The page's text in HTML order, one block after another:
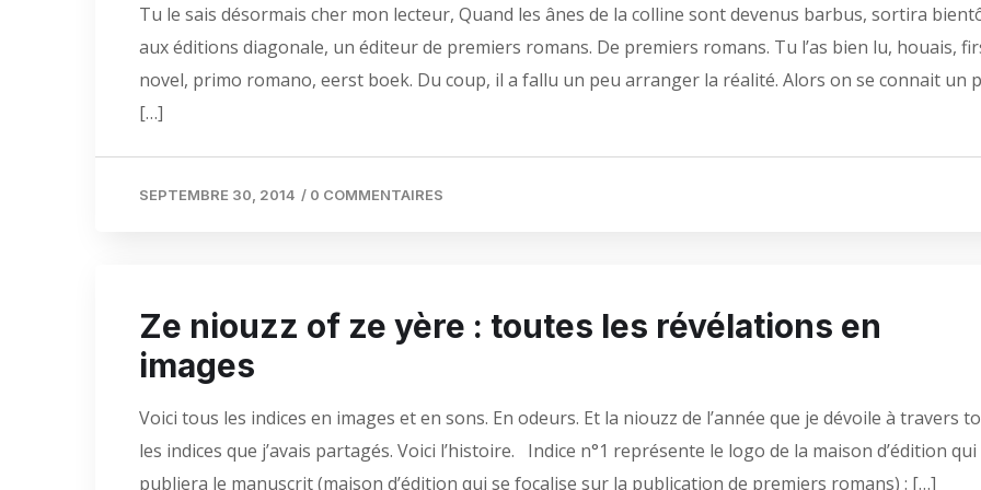
Tu le sais désormais cher mon lecteur, Quand les ânes de la colline sont devenus barbus, sortira
aux éditions diagonale, un éditeur de premiers romans. De premiers romans. Tu l’as bien lu, houais,
novel, primo romano, eerst boek. Du coup, il a fallu un peu arranger la réalité. Alors on se connait un
[…]
SEPTEMBRE 30, 2014 / 0 COMMENTAIRES
Ze niouzz of ze yère : toutes les révélations en
images
Voici tous les indices en images et en sons. En odeurs. Et la niouzz de l’année que je dévoile à travers
les indices que j’avais partagés. Voici l’histoire. Indice n°1 représente le logo de la maison d’édition qui
publiera le manuscrit (maison d’édition qui se focalise sur la publication de premiers romans) : […]